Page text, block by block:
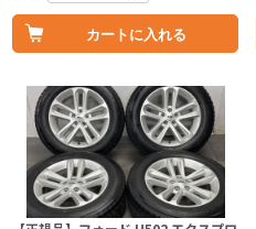
カートに入れる